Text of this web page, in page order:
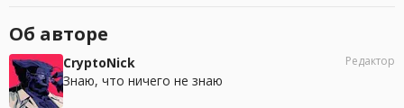
Об авторе
CryptoNick
Знаю, что ничего не знаю
Редактор